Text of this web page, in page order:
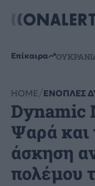
Επίκαιρα
HOME ΕΝΟΠΛΕΣ
Dynamic
Ψαρά και
άσκηση
πολέμου